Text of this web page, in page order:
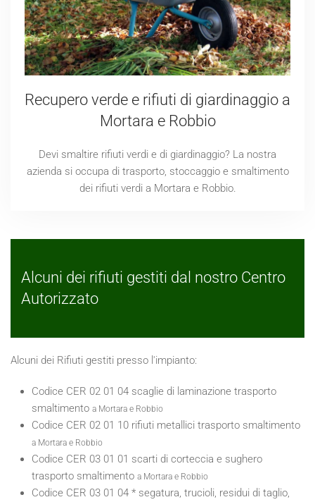
Recupero verde e rifiuti di giardinaggio a
Mortara e Robbio
Devi smaltire rifiuti verdi e di giardinaggio? La nostra
azienda si occupa di trasporto, stoccaggio e smaltimento
dei rifiuti verdi a Mortara e Robbio.
Alcuni dei rifiuti gestiti dal nostro Centro
Autorizzato
Alcuni dei Rifiuti gestiti presso l'impianto:
Codice CER 02 01 04 scaglie di laminazione trasporto
smaltimento a Mortara e Robbio
Codice CER 02 01 10 rifiuti metallici trasporto smaltimento
a Mortara e Robbio
Codice CER 03 01 01 scarti di corteccia e sughero
trasporto smaltimento a Mortara e Robbio
Codice CER 03 01 04 * segatura, trucioli, residui di taglio,